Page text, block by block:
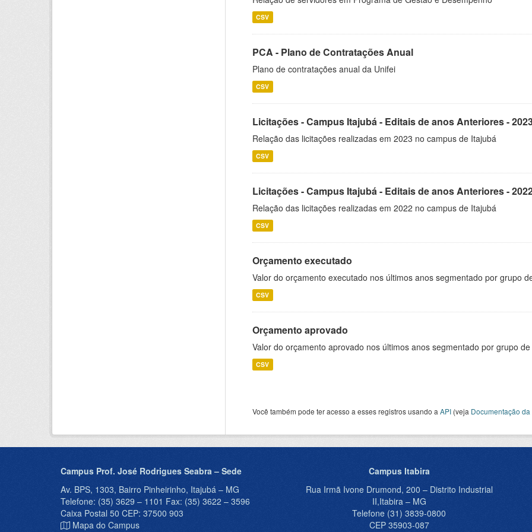
CSV
PCA - Plano de Contratações Anual
Plano de contratações anual da Unifei
CSV
Licitações - Campus Itajubá - Editais de anos Anteriores -
Relação das licitações realizadas em 2023 no campus de Itajubá
CSV
Licitações - Campus Itajubá - Editais de anos Anteriores -
Relação das licitações realizadas em 2022 no campus de Itajubá
CSV
Orçamento executado
Valor do orçamento executado nos últimos anos segmentado por grupo
CSV
Orçamento aprovado
Valor do orçamento aprovado nos últimos anos segmentado por grupo
CSV
Você também pode ter acesso a esses registros usando a API (veja Documentação da
Campus Prof. José Rodrigues Seabra – Sede
Av. BPS, 1303, Bairro Pinheirinho, Itajubá – MG
Telefone: (35) 3629 – 1101 Fax: (35) 3622 – 3596
Caixa Postal 50 CEP: 37500 903
Mapa do Campus
Campus Itabira
Rua Irmã Ivone Drumond, 200 – Distrito Industrial
II,Itabira – MG
Telefone (31) 3839-0800
CEP 35903-087